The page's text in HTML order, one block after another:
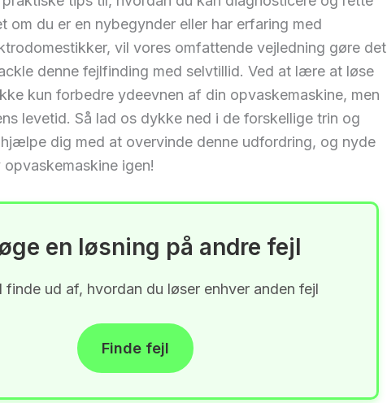
om du er en nybegynder eller har erfaring med
vil vores omfattende vejledning gøre det
denne fejlfinding med selvtillid. Ved at lære at løse
kun forbedre ydeevnen af din opvaskemaskine, men
levetid. Så lad os dykke ned i de forskellige trin og
dig med at overvinde denne udfordring, og nyde
igen!
en løsning på andre fejl
finde ud af, hvordan du løser enhver anden fejl
Finde fejl